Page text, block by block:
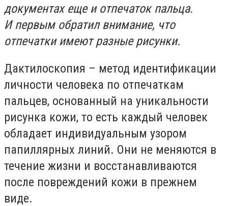
документах еще и отпечаток пальца.
И первым обратил внимание, что
отпечатки имеют разные рисунки.
Дактилоскопия – метод идентификации
личности человека по отпечаткам
пальцев, основанный на уникальности
рисунка кожи, то есть каждый человек
обладает индивидуальным узором
папиллярных линий. Они не меняются в
течение жизни и восстанавливаются
после повреждений кожи в прежнем
виде.